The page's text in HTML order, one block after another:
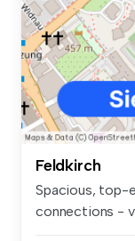
Feldkirch
Spacious, top-
connections -